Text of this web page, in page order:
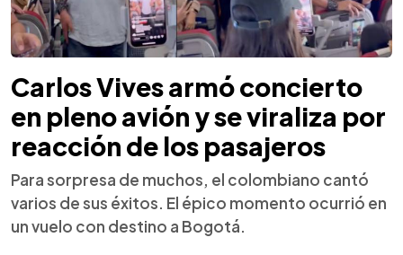
Carlos Vives armó concierto
en pleno avión y se viraliza por
reacción de los pasajeros
Para sorpresa de muchos, el colombiano cantó
varios de sus éxitos. El épico momento ocurrió en
un vuelo con destino a Bogotá.